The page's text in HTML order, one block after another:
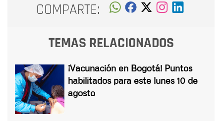
COMPARTE:
TEMAS RELACIONADOS
¡Vacunación en Bogotá! Puntos
habilitados para este lunes 10 de
agosto